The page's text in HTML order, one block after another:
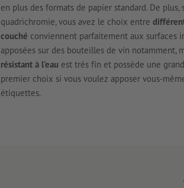
en plus des formats de papier standard. De
quadrichromie, vous avez le choix entre
couché conviennent parfaitement aux surfaces
apposées sur des bouteilles de vin notamment,
résistant à l'eau est très fin et possède une
premier choix si vous voulez apposer vous-
étiquettes.